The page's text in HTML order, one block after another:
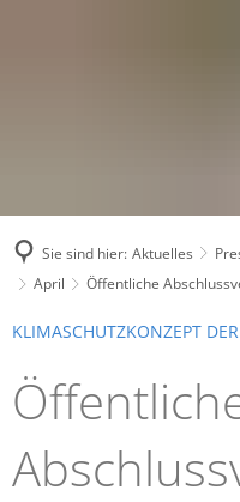
Sie sind hier: Aktuelles
April
Öffentliche
KLIMASCHUTZKONZEPT